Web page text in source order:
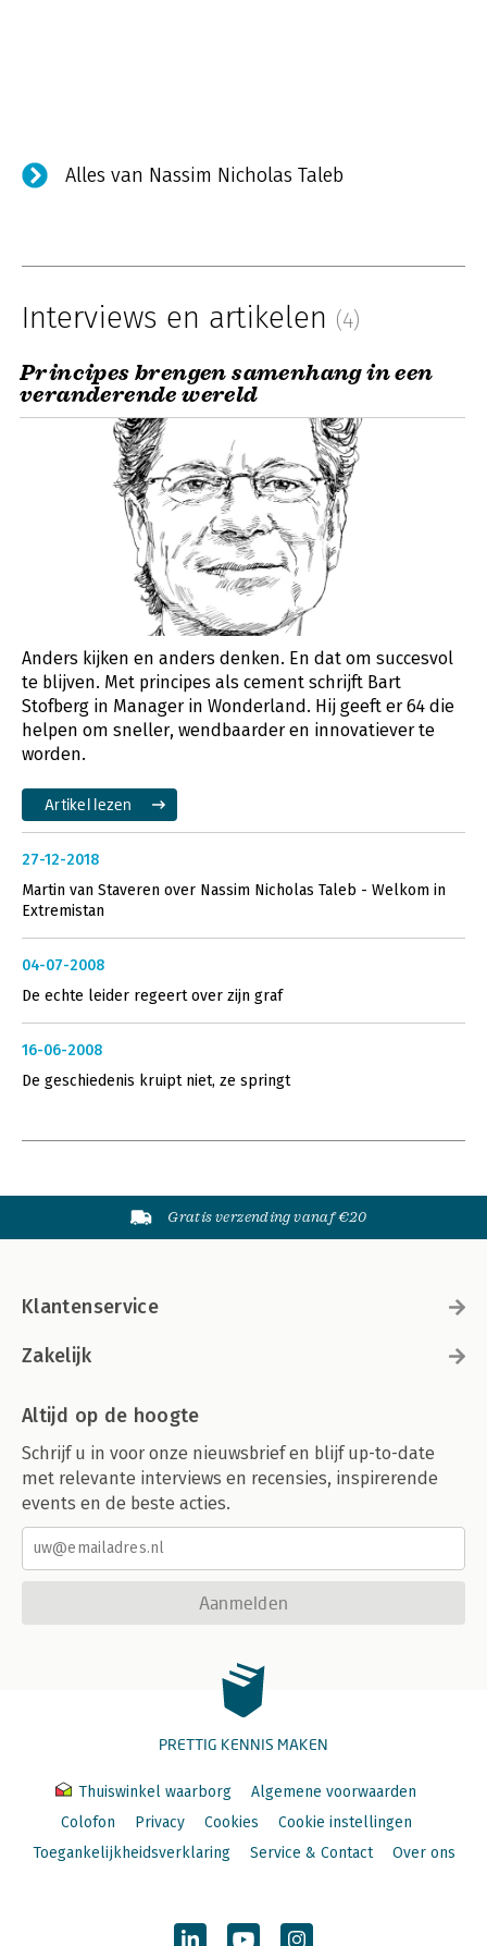
Alles van Nassim Nicholas Taleb
Interviews en artikelen (4)
Principes brengen samenhang in een
veranderende wereld
Anders kijken en anders denken. En dat om succesvol
te blijven. Met principes als cement schrijft Bart
Stofberg in Manager in Wonderland. Hij geeft er 64 die
helpen om sneller, wendbaarder en innovatiever te
worden.
Artikel lezen
27-12-2018
Martin van Staveren over Nassim Nicholas Taleb - Welkom in
Extremistan
04-07-2008
De echte leider regeert over zijn graf
16-06-2008
De geschiedenis kruipt niet, ze springt
Gratis verzending vanaf €20
Klantenservice
Zakelijk
Altijd op de hoogte
Schrijf u in voor onze nieuwsbrief en blijf up-to-date
met relevante interviews en recensies, inspirerende
events en de beste acties.
Aanmelden
PRETTIG KENNIS MAKEN
Thuiswinkel waarborg
Algemene voorwaarden
Colofon
Privacy Cookies
Cookie instellingen
Toegankelijkheidsverklaring
Service & Contact Over ons